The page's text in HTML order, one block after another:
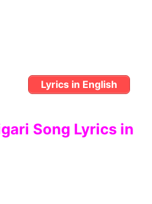
Lyrics in English
Song Lyrics in